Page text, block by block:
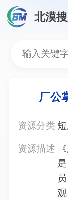
北漠
厂公
厂公
资源分类
资源描述